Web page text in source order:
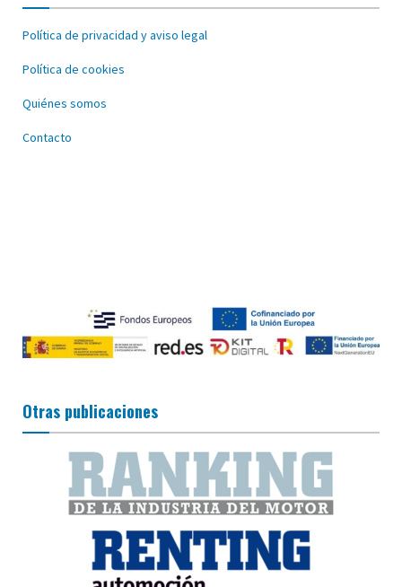
Política de privacidad y aviso legal
Política de cookies
Quiénes somos
Contacto
Otras publicaciones